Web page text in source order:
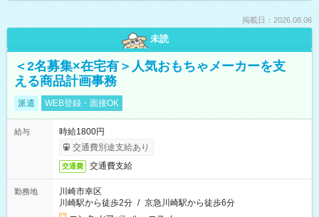
掲載日：2026.08.06
未読
＜2名募集×在宅有＞人気おもちゃメーカーを支
える商品計画事務
派遣 WEB登録・面接OK
給与
時給1800円
交通費別途支給あり
交通費 交通費支給
勤務地
川崎市幸区
川崎駅から徒歩2分 / 京急川崎駅から徒歩6分